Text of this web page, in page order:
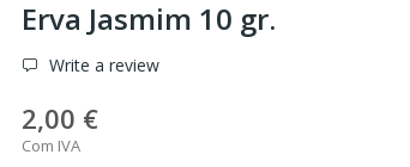
Erva Jasmim 10 gr.
Write a review
2,00 €
Com IVA